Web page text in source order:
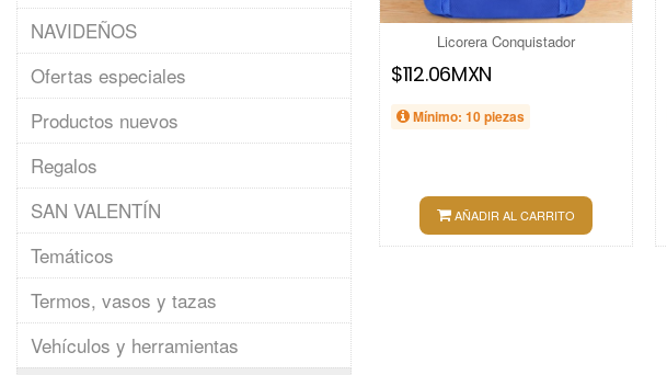
NAVIDEÑOS
Ofertas especiales
Productos nuevos
Regalos
SAN VALENTÍN
Temáticos
Termos, vasos y tazas
Vehículos y herramientas
Licorera Conquistador
$112.06MXN
Mínimo: 10 piezas
AÑADIR AL CARRITO